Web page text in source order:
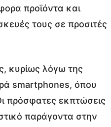
προϊόντα και
τους σε προσιτές
κυρίως λόγω της
smartphones, όπου
πρόσφατες εκπτώσεις
παράγοντα στην